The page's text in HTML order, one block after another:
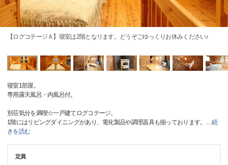
【ログコテージＡ】寝室は2階となります。どうぞごゆっくりお休みください♪
寝室1部屋。
専用露天風呂・内風呂付。
別荘気分を満喫☆一戸建てログコテージ。
1階にはリビングダイニングがあり、電化製品や調理器具も揃っております。
…続
きを読む
定員